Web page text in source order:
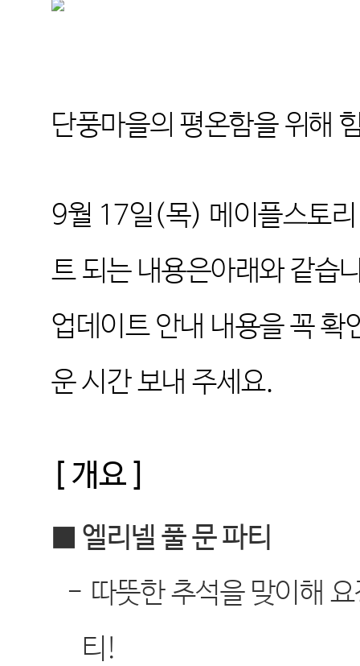
단풍마을의 평온함을 위해
9월 17일(목) 메이플스토
트 되는 내용은아래와 같습
업데이트 안내 내용을 꼭 확
운 시간 보내 주세요.
개요
■ 엘리넬 풀 문 파티
- 따뜻한 추석을 맞이해
티 !